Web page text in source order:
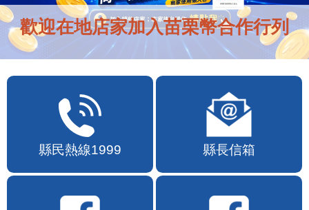
歡迎在地店家加入苗栗幣合作行列
縣民熱線1999 縣長信箱